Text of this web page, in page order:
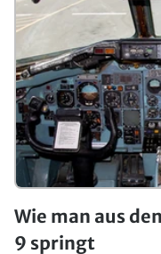
Wie man aus
9 springt